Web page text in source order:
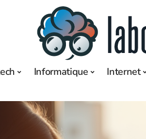
Informatique Internet